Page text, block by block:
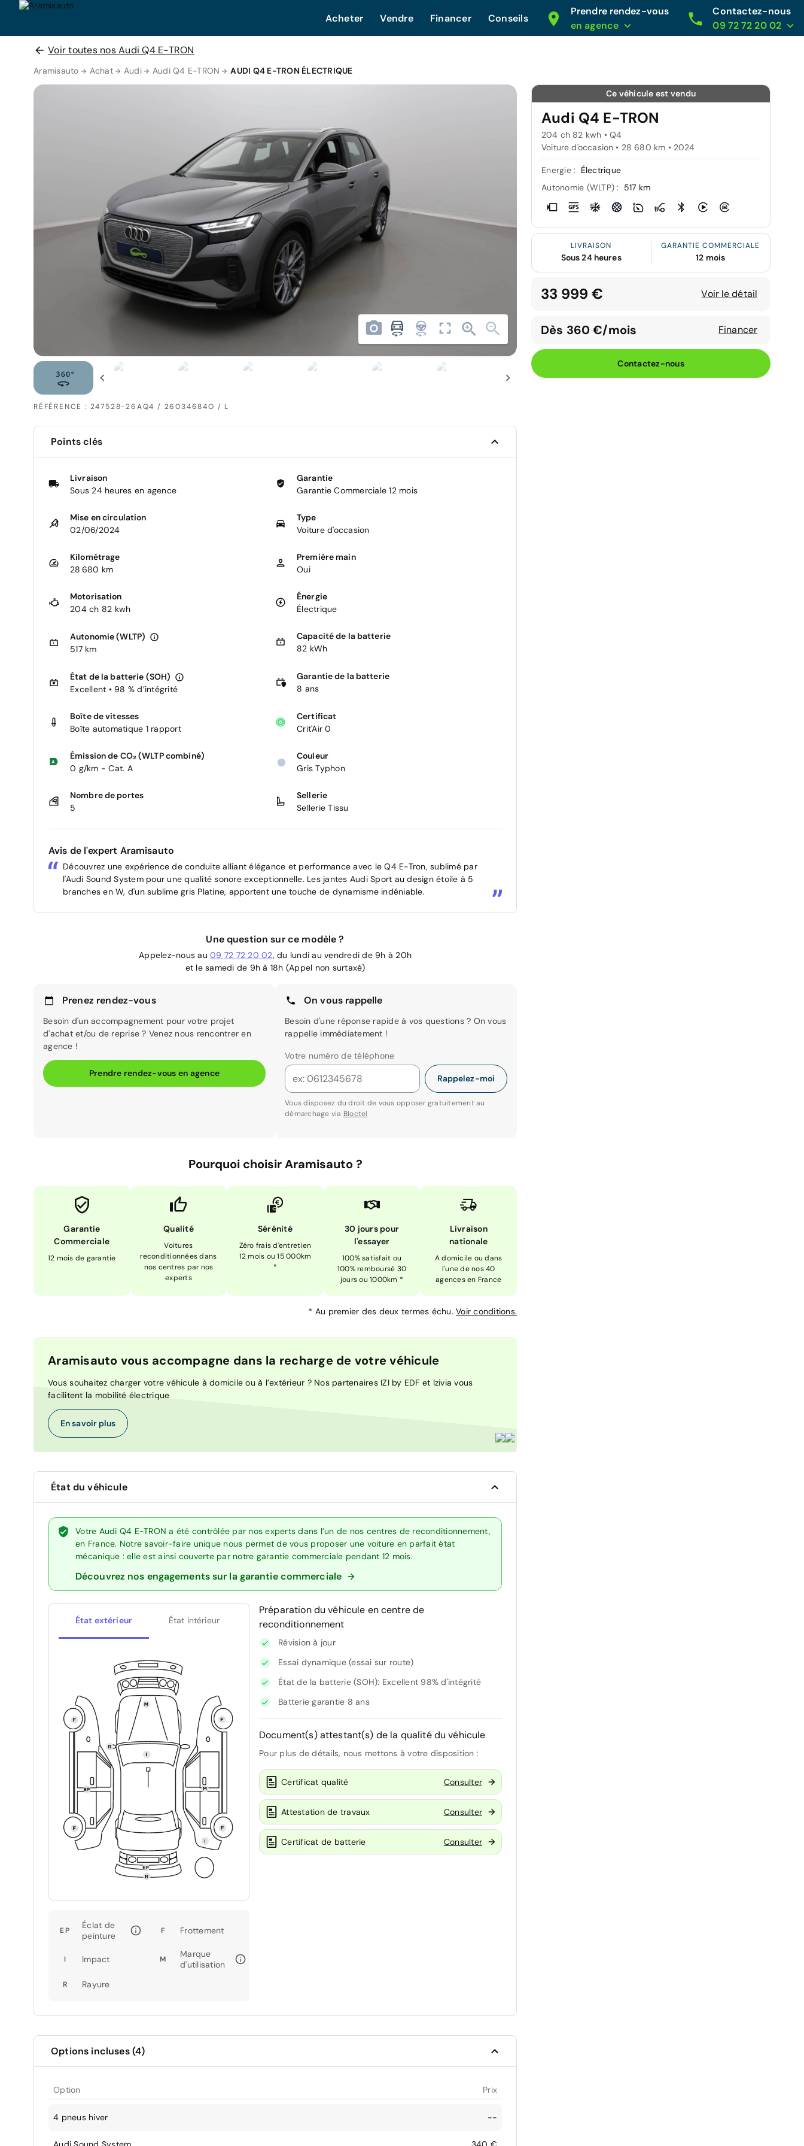
Acheter Vendre Financer Conseils
Prendre rendez-vous
en agence
Contactez-nous
09 72 72 20 02
Voir toutes nos Audi Q4 E-TRON
Aramisauto Achat Audi Audi Q4 E-TRON AUDI Q4 E-TRON ÉLECTRIQUE
RÉFÉRENCE : 247528-26AQ4 / 26034684O / L
Ce véhicule est vendu
Audi Q4 E-TRON
204 ch 82 kwh • Q4
Voiture d'occasion • 28 680 km • 2024
Energie :
Électrique
Autonomie (WLTP) :
517 km
LIVRAISON
Sous 24 heures
GARANTIE COMMERCIALE
12 mois
33 999 € Voir le détail
Dès 360 €/mois Financer
Contactez-nous
Points clés
Livraison
Sous 24 heures en agence
Garantie
Garantie Commerciale 12 mois
Mise en circulation
02/06/2024
Type
Voiture d'occasion
Kilométrage
28 680 km
Première main
Oui
Motorisation
204 ch 82 kwh
Énergie
Électrique
Autonomie (WLTP)
517 km
Capacité de la batterie
82 kWh
État de la batterie (SOH)
Excellent • 98 % d’intégrité
Garantie de la batterie
8 ans
Boîte de vitesses
Boîte automatique 1 rapport
Certificat
Crit'Air 0
Émission de CO₂ (WLTP combiné)
0 g/km - Cat. A
Couleur
Gris Typhon
Nombre de portes
5
Sellerie
Sellerie Tissu
Avis de l'expert Aramisauto
Découvrez une expérience de conduite alliant élégance et performance avec le Q4 E-Tron, sublimé par
l'Audi Sound System pour une qualité sonore exceptionnelle. Les jantes Audi Sport au design étoile à 5
branches en W, d'un sublime gris Platine, apportent une touche de dynamisme indéniable.
Une question sur ce modèle ?
Appelez-nous au 09 72 72 20 02, du lundi au vendredi de 9h à 20h
et le samedi de 9h à 18h (Appel non surtaxé)
Prenez rendez-vous
Besoin d'un accompagnement pour votre projet
d'achat et/ou de reprise ? Venez nous rencontrer en
agence !
Prendre rendez-vous en agence
On vous rappelle
Besoin d'une réponse rapide à vos questions ? On vous
rappelle immédiatement !
Votre numéro de téléphone
Rappelez-moi
Vous disposez du droit de vous opposer gratuitement au
démarchage via Bloctel
Pourquoi choisir Aramisauto ?
Garantie
Commerciale
12 mois de garantie
Qualité
Voitures
reconditionnées dans
nos centres par nos
experts
Sérénité
Zéro frais d'entretien
12 mois ou 15 000km
*
30 jours pour
l'essayer
100% satisfait ou
100% remboursé 30
jours ou 1000km *
Livraison
nationale
A domicile ou dans
l'une de nos 40
agences en France
* Au premier des deux termes échu. Voir conditions.
Aramisauto vous accompagne dans la recharge de votre véhicule
Vous souhaitez charger votre véhicule à domicile ou à l’extérieur ? Nos partenaires IZI by EDF et Izivia vous
facilitent la mobilité électrique
En savoir plus
État du véhicule
Votre Audi Q4 E-TRON a été contrôlée par nos experts dans l’un de nos centres de reconditionnement,
en France. Notre savoir-faire unique nous permet de vous proposer une voiture en parfait état
mécanique : elle est ainsi couverte par notre garantie commerciale pendant 12 mois.
Découvrez nos engagements sur la garantie commerciale
État extérieur État intérieur
EP
Éclat de
peinture
F Frottement
I Impact M
Marque
d'utilisation
R Rayure
Préparation du véhicule en centre de
reconditionnement
Révision à jour
Essai dynamique (essai sur route)
État de la batterie (SOH): Excellent 98% d'intégrité
Batterie garantie 8 ans
Document(s) attestant(s) de la qualité du véhicule
Pour plus de détails, nous mettons à votre disposition :
Certificat qualité Consulter
Attestation de travaux Consulter
Certificat de batterie Consulter
Options incluses (4)
Option Prix
4 pneus hiver --